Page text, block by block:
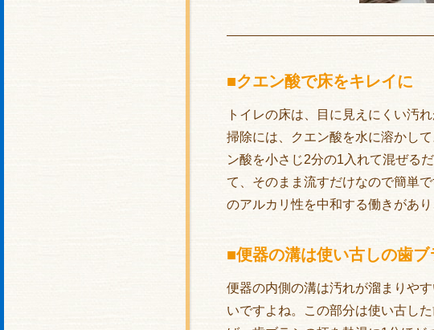
■クエン酸で床をキレイに
トイレの床は、目に見えにくい汚
掃除には、クエン酸を水に溶かし
ン酸を小さじ2分の1入れて混ぜる
て、そのまま流すだけなので簡単
のアルカリ性を中和する働きがあ
■便器の溝は使い古しの歯ブ
便器の内側の溝は汚れが溜まりや
いですよね。この部分は使い古し